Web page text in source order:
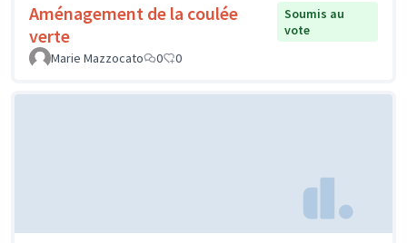
Aménagement de la coulée
verte
Soumis au
vote
Marie Mazzocato
0 0